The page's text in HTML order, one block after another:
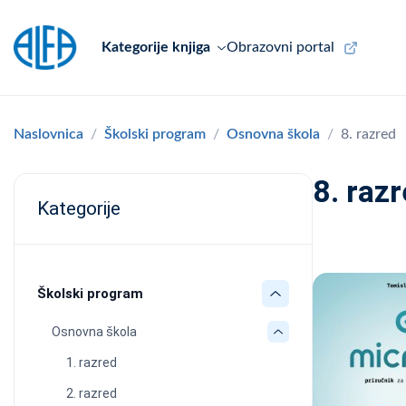
Kategorije knjiga Obrazovni portal
Naslovnica Školski program Osnovna škola 8. razred
Kategorije
Školski program
Osnovna škola
1. razred
2. razred
8.